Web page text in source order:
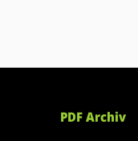
PDF Archiv